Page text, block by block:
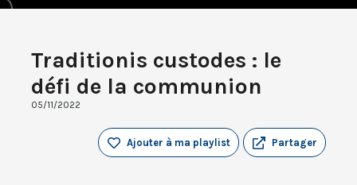
Traditionis custodes : le
défi de la communion
05/11/2022
Partager
Ajouter à ma playlist